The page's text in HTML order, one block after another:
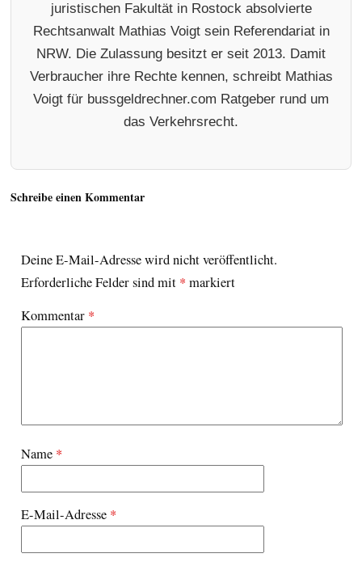
juristischen Fakultät in Rostock absolvierte
Rechtsanwalt Mathias Voigt sein Referendariat in
NRW. Die Zulassung besitzt er seit 2013. Damit
Verbraucher ihre Rechte kennen, schreibt Mathias
Voigt für bussgeldrechner.com Ratgeber rund um
das Verkehrsrecht.
Schreibe einen Kommentar
Deine E-Mail-Adresse wird nicht veröffentlicht.
Erforderliche Felder sind mit * markiert
Kommentar *
Name *
E-Mail-Adresse *